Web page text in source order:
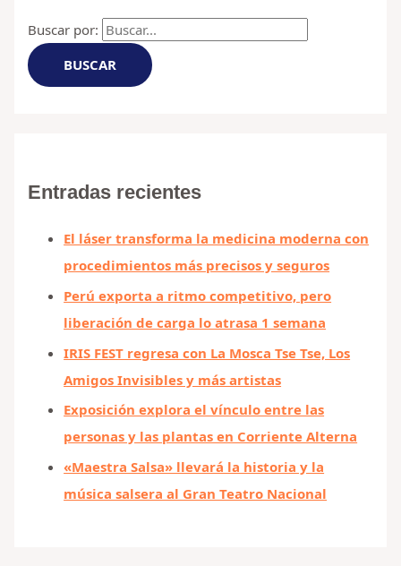
Buscar por:
Entradas recientes
El láser transforma la medicina moderna con
procedimientos más precisos y seguros
Perú exporta a ritmo competitivo, pero
liberación de carga lo atrasa 1 semana
IRIS FEST regresa con La Mosca Tse Tse, Los
Amigos Invisibles y más artistas
Exposición explora el vínculo entre las
personas y las plantas en Corriente Alterna
«Maestra Salsa» llevará la historia y la
música salsera al Gran Teatro Nacional